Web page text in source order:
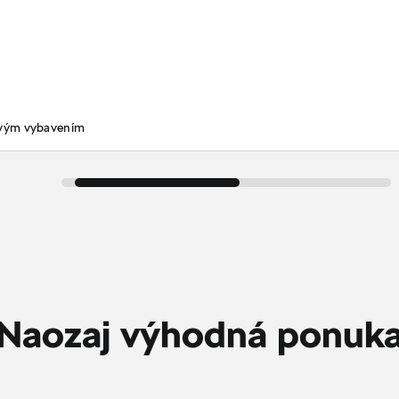
vybavením
výhodná